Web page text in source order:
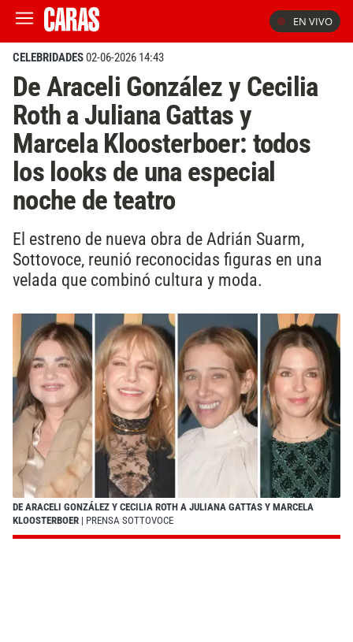
EN VIVO
CELEBRIDADES02-06-2026 14:43
De Araceli González y Cecilia
Roth a Juliana Gattas y
Marcela Kloosterboer: todos
los looks de una especial
noche de teatro
El estreno de nueva obra de Adrián Suarm,
Sottovoce, reunió reconocidas figuras en una
velada que combinó cultura y moda.
DE ARACELI GONZÁLEZ Y CECILIA ROTH A JULIANA GATTAS Y MARCELA
KLOOSTERBOER | PRENSA SOTTOVOCE